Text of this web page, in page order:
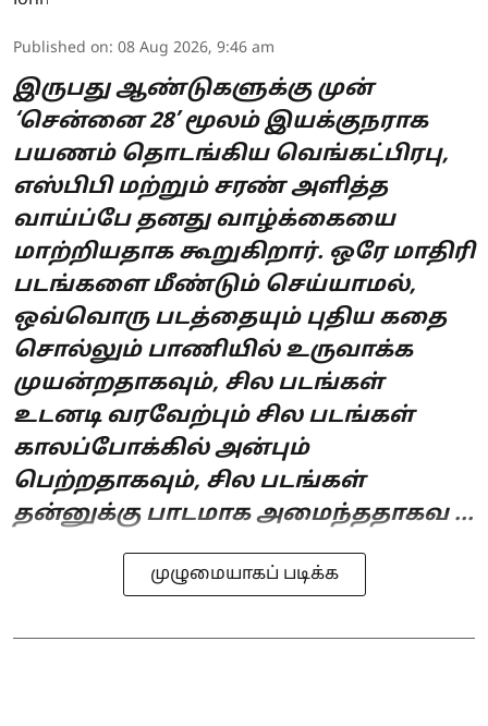
Published on: 08 Aug 2026, 9:46 am
இருபது ஆண்டுகளுக்கு முன்
‘சென்னை 28’ மூலம் இயக்குநராக
பயணம் தொடங்கிய வெங்கட்பிரபு,
எஸ்பிபி மற்றும் சரண் அளித்த
வாய்ப்பே தனது வாழ்க்கையை
மாற்றியதாக கூறுகிறார். ஒரே மாதிரி
படங்களை மீண்டும் செய்யாமல்,
ஒவ்வொரு படத்தையும் புதிய கதை
சொல்லும் பாணியில் உருவாக்க
முயன்றதாகவும், சில படங்கள்
உடனடி வரவேற்பும் சில படங்கள்
காலப்போக்கில் அன்பும்
பெற்றதாகவும், சில படங்கள்
தன்னுக்கு பாடமாக அமைந்ததாகவ ...
முழுமையாகப் படிக்க